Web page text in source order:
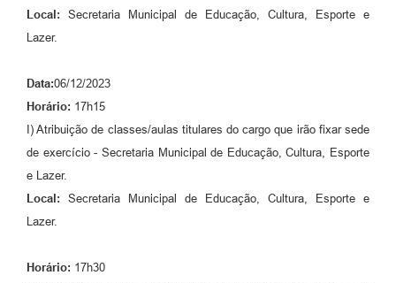
Local: Secretaria Municipal de Educação, Cultura, Esporte e
Lazer.
Data:06/12/2023
Horário: 17h15
I) Atribuição de classes/aulas titulares do cargo que irão fixar sede
de exercício - Secretaria Municipal de Educação, Cultura, Esporte
e Lazer.
Local: Secretaria Municipal de Educação, Cultura, Esporte e
Lazer.
Horário: 17h30